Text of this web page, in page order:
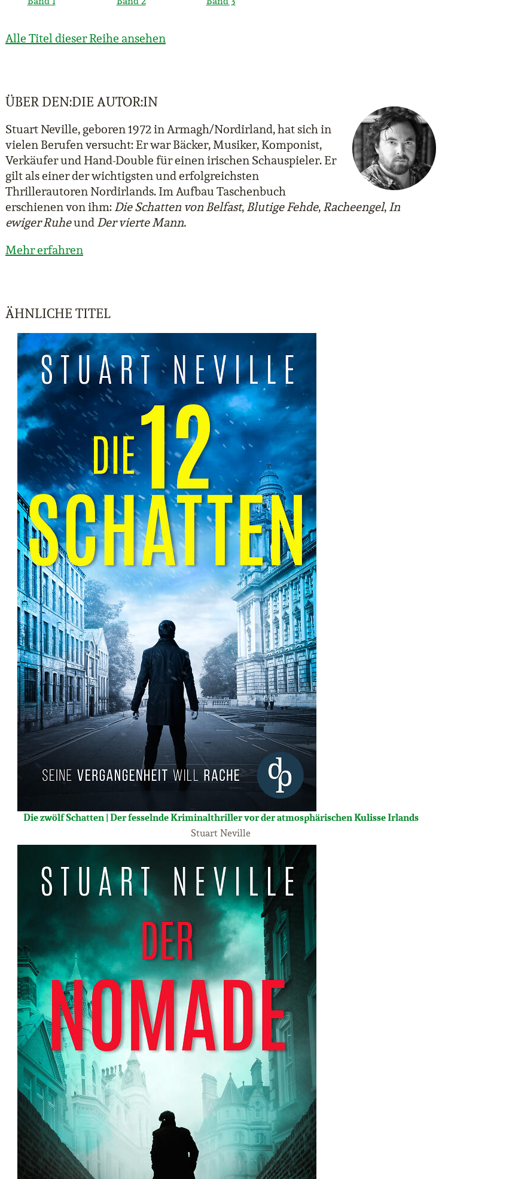
Alle Titel dieser Reihe ansehen
ÜBER DEN:DIE AUTOR:IN
Stuart Neville, geboren 1972 in Armagh/Nordirland, hat sich in
vielen Berufen versucht: Er war Bäcker, Musiker, Komponist,
Verkäufer und Hand-Double für einen irischen Schauspieler. Er
gilt als einer der wichtigsten und erfolgreichsten
Thrillerautoren Nordirlands. Im Aufbau Taschenbuch
erschienen von ihm:Die Schatten von Belfast,Blutige Fehde,Racheengel,In
ewiger RuheundDer vierte Mann.
Mehr erfahren
ÄHNLICHE TITEL
Die zwölf Schatten | Der fesselnde Kriminalthriller vor der atmosphärischen Kulisse Irlands
Stuart Neville